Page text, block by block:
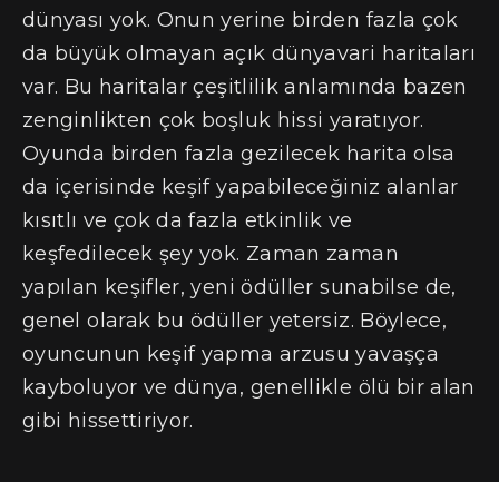
dünyası yok. Onun yerine birden fazla çok
da büyük olmayan açık dünyavari haritaları
var. Bu haritalar çeşitlilik anlamında bazen
zenginlikten çok boşluk hissi yaratıyor.
Oyunda birden fazla gezilecek harita olsa
da içerisinde keşif yapabileceğiniz alanlar
kısıtlı ve çok da fazla etkinlik ve
keşfedilecek şey yok. Zaman zaman
yapılan keşifler, yeni ödüller sunabilse de,
genel olarak bu ödüller yetersiz. Böylece,
oyuncunun keşif yapma arzusu yavaşça
kayboluyor ve dünya, genellikle ölü bir alan
gibi hissettiriyor.